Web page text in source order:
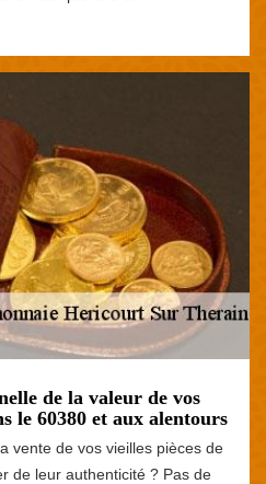
de la valeur de vos
le 60380 et aux alentours
vente de vos vieilles pièces de
de leur authenticité ? Pas de